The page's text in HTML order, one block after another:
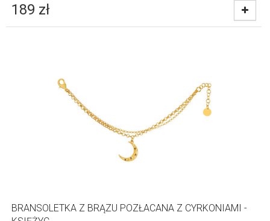
189 zł
BRANSOLETKA Z BRĄZU POZŁACANA Z CYRKONIAMI -